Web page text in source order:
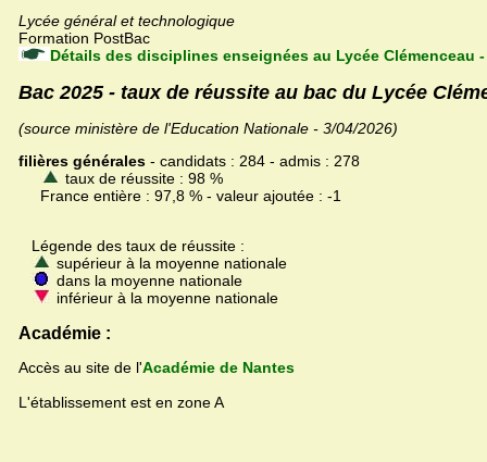
Lycée général et technologique
Formation PostBac
Détails des disciplines enseignées au Lycée Clémenceau -
Bac 2025 - taux de réussite au bac du Lycée
(source ministère de l'Education Nationale - 3/04/2026)
filières générales - candidats : 284 - admis : 278
taux de réussite : 98 %
France entière : 97,8 % - valeur ajoutée : -1
Légende des taux de réussite :
supérieur à la moyenne nationale
dans la moyenne nationale
inférieur à la moyenne nationale
Académie :
Accès au site de l'Académie de Nantes
L'établissement est en zone A